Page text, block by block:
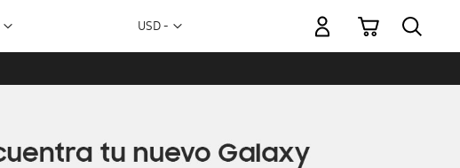
Moneda
USD -
Mi carrito